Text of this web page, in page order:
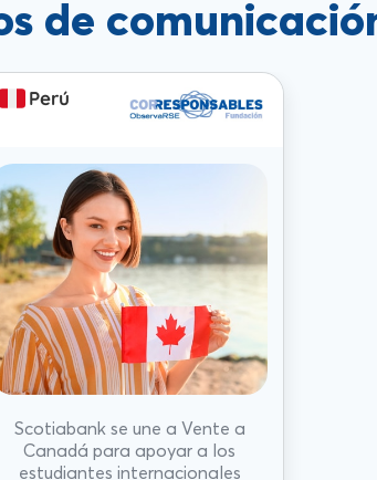
de
Perú
Scotiabank se une a Vente a
Canadá para apoyar a los
estudiantes internacionales